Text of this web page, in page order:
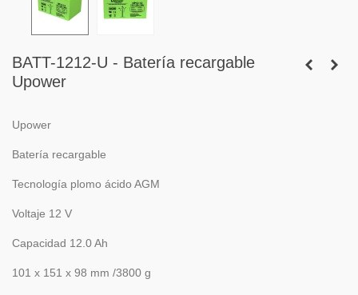
BATT-1212-U - Batería recargable
Upower
Upower
Batería recargable
Tecnología plomo ácido AGM
Voltaje 12 V
Capacidad 12.0 Ah
101 x 151 x 98 mm /3800 g